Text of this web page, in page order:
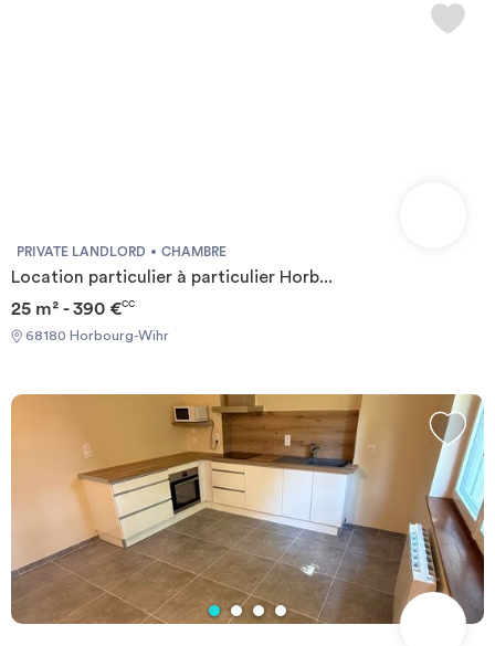
PRIVATE LANDLORD CHAMBRE
Location particulier à particulier Horb...
25 m² - 390 €CC
68180 Horbourg-Wihr